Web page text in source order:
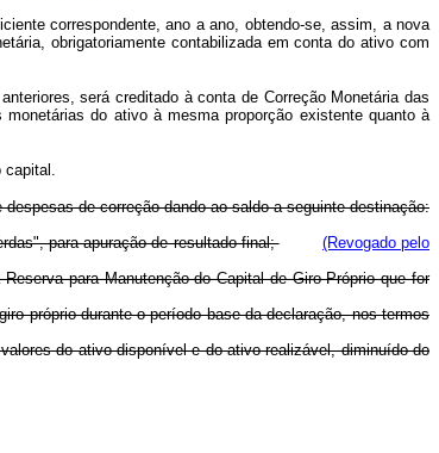
correspondente, ano a ano, obtendo-se, assim, a nova
obrigatoriamente contabilizada em conta do ativo com
será creditado à conta de Correção Monetária das
do ativo à mesma proporção existente quanto à
de correção dando ao saldo a seguinte destinação:
para apuração de resultado final;
(Revogado pelo
para Manutenção do Capital de Giro Próprio que for
próprio durante o período base da declaração, nos termos
do ativo disponível e do ativo realizável, diminuído do